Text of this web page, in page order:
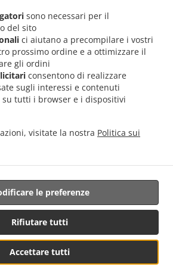
sono necessari per il
del sito
ci aiutano a precompilare i vostri
prossimo ordine e a ottimizzare il
gli ordini
consentono di realizzare
sugli interessi e contenuti
su tutti i browser e i dispositivi
visitate la nostra Politica sui
Accettare tutti
Rifiutare tutti
le preferenze
. Sushi Servizio di consegna Valencia Soternes
Quatre Carreres
di consegna Valencia El Llano del Real .
Camins al Grau
Valencia Jesús .
Sushi Servizio di consegna
di consegna Valencia Poblados Marítimos
L'Olivereta
.
Sushi Servizio di consegna Valencia La
València Ciutat de les Arts i les Ciències
di consegna Mislata . Consegna cibo da asporto
Supportato da:
a>